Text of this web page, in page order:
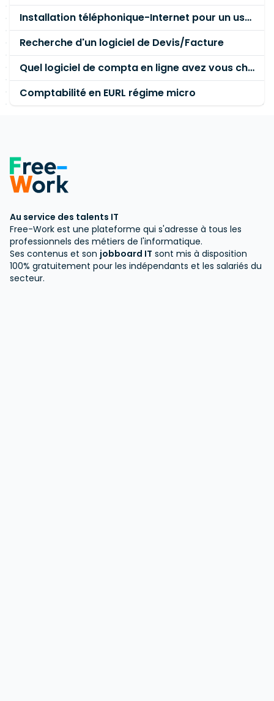
Installation téléphonique-Internet pour un usage pro
Recherche d'un logiciel de Devis/Facture
Quel logiciel de compta en ligne avez vous choisi et pourquoi ? Avec quel compte pro en ligne ?
Comptabilité en EURL régime micro
Au service des talents IT
Free-Work est une plateforme qui s'adresse à tous les
professionnels des métiers de l'informatique.
Ses contenus et son jobboard IT sont mis à disposition
100% gratuitement pour les indépendants et les salariés du
secteur.